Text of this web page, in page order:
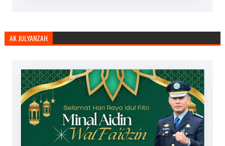
AK JULYANZAH